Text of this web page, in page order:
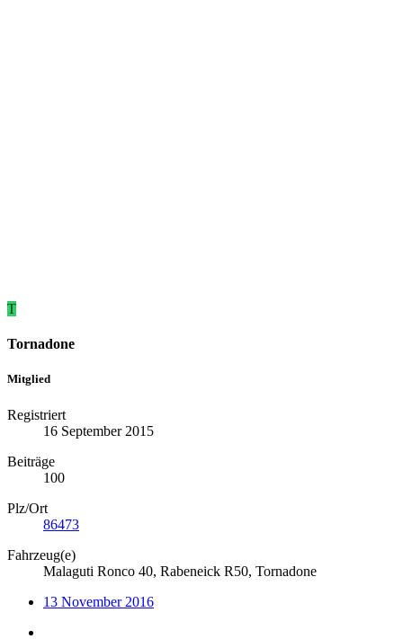
T
Tornadone
Mitglied
Registriert
16 September 2015
Beiträge
100
Plz/Ort
86473
Fahrzeug(e)
Malaguti Ronco 40, Rabeneick R50, Tornadone
13 November 2016